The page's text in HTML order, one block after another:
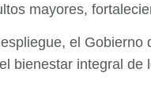
mayores,
el
bienestar integral de